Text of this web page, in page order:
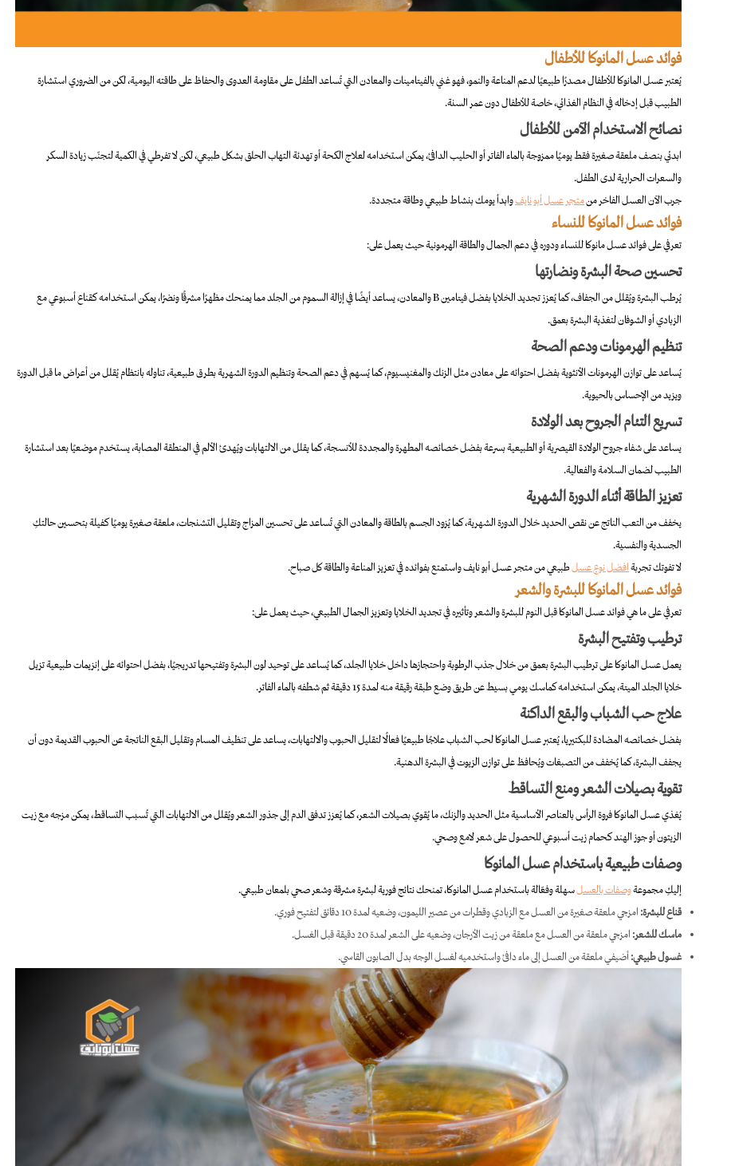
فوائد عسل المانوكا للأطفال
يُعتبر عسل المانوكا للأطفال مصدرًا طبيعيًا لدعم المناعة والنمو، فهو غني بالفيتامينات والمعادن التي تُساعد الطفل على مقاومة العدوى والحفاظ على طاقته اليومية، لكن من الضروري استشارة
الطبيب قبل إدخاله في النظام الغذائي، خاصة للأطفال دون عمر السنة.
نصائح الاستخدام الآمن للأطفال
ابدئي بنصف ملعقة صغيرة فقط يوميًا ممزوجة بالماء الفاتر أو الحليب الدافئ، يمكن استخدامه لعلاج الكحة أو تهدئة التهاب الحلق بشكل طبيعي، لكن لا تفرطي في الكمية لتجنّب زيادة السكر
والسعرات الحرارية لدى الطفل.
جرب الآن العسل الفاخر منمتجر عسل أبو نايفوابدأ يومك بنشاط طبيعي وطاقة متجددة.
فوائد عسل المانوكا للنساء
تعرفي على فوائد عسل مانوكا للنساء ودوره في دعم الجمال والطاقة الهرمونية حيث يعمل على:
تحسين صحة البشرة ونضارتها
يُرطب البشرة ويُقلل من الجفاف، كما يُعزز تجديد الخلايا بفضل فيتامين B والمعادن، يساعد أيضًا في إزالة السموم من الجلد مما يمنحك مظهرًا مشرقًا ونضرًا، يمكن استخدامه كقناع أسبوعي مع
الزبادي أو الشوفان لتغذية البشرة بعمق.
تنظيم الهرمونات ودعم الصحة
يُساعد على توازن الهرمونات الأنثوية بفضل احتوائه على معادن مثل الزنك والمغنيسيوم، كما يُسهم في دعم الصحة وتنظيم الدورة الشهرية بطرق طبيعية، تناوله بانتظام يُقلل من أعراض ما قبل الدورة
ويزيد من الإحساس بالحيوية.
تسريع التئام الجروح بعد الولادة
يساعد على شفاء جروح الولادة القيصرية أو الطبيعية بسرعة بفضل خصائصه المطهرة والمجددة للأنسجة، كما يقلل من الالتهابات ويُهدئ الألم في المنطقة المصابة، يستخدم موضعيًا بعد استشارة
الطبيب لضمان السلامة والفعالية.
تعزيز الطاقة أثناء الدورة الشهرية
يخفف من التعب الناتج عن نقص الحديد خلال الدورة الشهرية، كما يُزود الجسم بالطاقة والمعادن التي تُساعد على تحسين المزاج وتقليل التشنجات، ملعقة صغيرة يوميًا كفيلة بتحسين حالتكِ
الجسدية والنفسية.
لا تفوتك تجربةافضل نوع عسلطبيعي من متجر عسل أبو نايف واستمتع بفوائده في تعزيز المناعة والطاقة كل صباح.
فوائد عسل المانوكا للبشرة والشعر
تعرفي على ما هي فوائد عسل المانوكا قبل النوم للبشرة والشعر وتأثيره في تجديد الخلايا وتعزيز الجمال الطبيعي، حيث يعمل على:
ترطيب وتفتيح البشرة
يعمل عسل المانوكا على ترطيب البشرة بعمق من خلال جذب الرطوبة واحتجازها داخل خلايا الجلد، كما يُساعد على توحيد لون البشرة وتفتيحها تدريجيًا، بفضل احتوائه على إنزيمات طبيعية تزيل
خلايا الجلد الميتة، يمكن استخدامه كماسك يومي بسيط عن طريق وضع طبقة رقيقة منه لمدة 15 دقيقة ثم شطفه بالماء الفاتر.
علاج حب الشباب والبقع الداكنة
بفضل خصائصه المضادة للبكتيريا، يُعتبر عسل المانوكا لحب الشباب علاجًا طبيعيًا فعالًا لتقليل الحبوب والالتهابات، يساعد على تنظيف المسام وتقليل البقع الناتجة عن الحبوب القديمة دون أن
يجفف البشرة، كما يُخفف من التصبغات ويُحافظ على توازن الزيوت في البشرة الدهنية.
تقوية بصيلات الشعر ومنع التساقط
يُغذي عسل المانوكا فروة الرأس بالعناصر الأساسية مثل الحديد والزنك، ما يُقوي بصيلات الشعر، كما يُعزز تدفق الدم إلى جذور الشعر ويُقلل من الالتهابات التي تُسبب التساقط، يمكن مزجه مع زيت
الزيتون أو جوز الهند كحمام زيت أسبوعي للحصول على شعر لامع وصحي.
وصفات طبيعية باستخدام عسل المانوكا
إليكِ مجموعةوصفات بالعسلسهلة وفعّالة باستخدام عسل المانوكا، تمنحك نتائج فورية لبشرة مشرقة وشعر صحي بلمعان طبيعي.
قناع للبشرة: امزجي ملعقة صغيرة من العسل مع الزبادي وقطرات من عصير الليمون، وضعيه لمدة 10 دقائق لتفتيح فوري.
ماسك للشعر: امزجي ملعقة من العسل مع ملعقة من زيت الأرجان، وضعيه على الشعر لمدة 20 دقيقة قبل الغسل.
غسول طبيعي:أضيفي ملعقة من العسل إلى ماء دافئ واستخدميه لغسل الوجه بدل الصابون القاسي.